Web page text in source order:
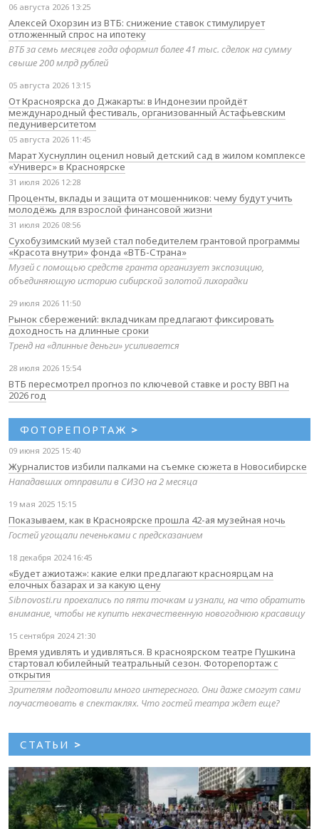
06 августа 2026 13:25
Алексей Охорзин из ВТБ: снижение ставок стимулирует
отложенный спрос на ипотеку
ВТБ за семь месяцев года оформил более 41 тыс. сделок на сумму
свыше 200 млрд рублей
05 августа 2026 13:15
От Красноярска до Джакарты: в Индонезии пройдёт
международный фестиваль, организованный Астафьевским
педуниверситетом
05 августа 2026 11:45
Марат Хуснуллин оценил новый детский сад в жилом комплексе
«Универс» в Красноярске
31 июля 2026 12:28
Проценты, вклады и защита от мошенников: чему будут учить
молодёжь для взрослой финансовой жизни
31 июля 2026 08:56
Сухобузимский музей стал победителем грантовой программы
«Красота внутри» фонда «ВТБ-Страна»
Музей с помощью средств гранта организует экспозицию,
объединяющую историю сибирской золотой лихорадки
29 июля 2026 11:50
Рынок сбережений: вкладчикам предлагают фиксировать
доходность на длинные сроки
Тренд на «длинные деньги» усиливается
28 июля 2026 15:54
ВТБ пересмотрел прогноз по ключевой ставке и росту ВВП на
2026 год
ФОТОРЕПОРТАЖ >
09 июня 2025 15:40
Журналистов избили палками на съемке сюжета в Новосибирске
Нападавших отправили в СИЗО на 2 месяца
19 мая 2025 15:15
Показываем, как в Красноярске прошла 42-ая музейная ночь
Гостей угощали печеньками с предсказанием
18 декабря 2024 16:45
«Будет ажиотаж»: какие елки предлагают красноярцам на
елочных базарах и за какую цену
Sibnovosti.ru проехались по пяти точкам и узнали, на что обратить
внимание, чтобы не купить некачественную новогоднюю красавицу
15 сентября 2024 21:30
Время удивлять и удивляться. В красноярском театре Пушкина
стартовал юбилейный театральный сезон. Фоторепортаж с
открытия
Зрителям подготовили много интересного. Они даже смогут сами
поучаствовать в спектаклях. Что гостей театра ждет еще?
СТАТЬИ >